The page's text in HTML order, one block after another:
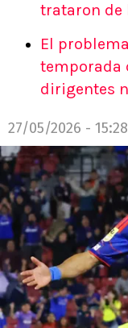
trataron de
El
temporada
dirigentes
27/05/2026 -